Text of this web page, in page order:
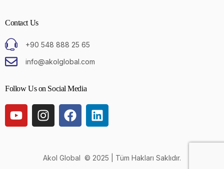
Contact Us
+90 548 888 25 65
info@akolglobal.com
Follow Us on Social Media
Akol Global © 2025 | Tüm Hakları Saklıdır.